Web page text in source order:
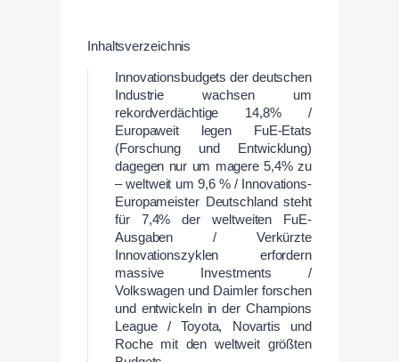
Inhaltsverzeichnis
Innovationsbudgets der deutschen
Industrie wachsen um
rekordverdächtige 14,8% /
Europaweit legen FuE-Etats
(Forschung und Entwicklung)
dagegen nur um magere 5,4% zu
– weltweit um 9,6 % / Innovations-
Europameister Deutschland steht
für 7,4% der weltweiten FuE-
Ausgaben / Verkürzte
Innovationszyklen erfordern
massive Investments /
Volkswagen und Daimler forschen
und entwickeln in der Champions
League / Toyota, Novartis und
Roche mit den weltweit größten